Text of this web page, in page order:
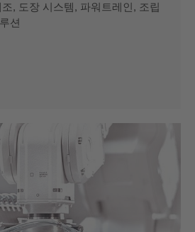
, 도장 시스템, 파워트레인, 조립
션